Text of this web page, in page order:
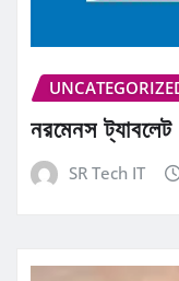
নরমেনস
SR Tech IT